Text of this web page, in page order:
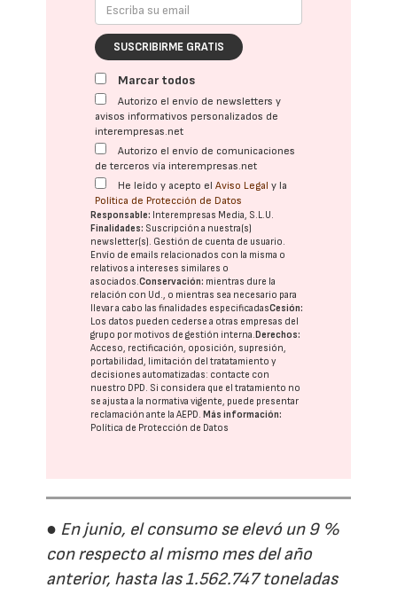
SUSCRIBIRME GRATIS
Marcar todos
Autorizo el envío de newsletters y
avisos informativos personalizados de
interempresas.net
Autorizo el envío de comunicaciones
de terceros vía interempresas.net
He leído y acepto elAviso Legal y la
Política de Protección de Datos
Responsable: Interempresas Media, S.L.U.
Finalidades: Suscripción a nuestra(s)
newsletter(s). Gestión de cuenta de usuario.
Envío de emails relacionados con la misma o
relativos a intereses similares o
asociados.Conservación: mientras dure la
relación con Ud., o mientras sea necesario para
llevar a cabo las finalidades especificadasCesión:
Los datos pueden cederse a otras empresas del
grupo por motivos de gestión interna. Derechos:
Acceso, rectificación, oposición, supresión,
portabilidad, limitación del tratatamiento y
decisiones automatizadas: contacte con
nuestro DPD. Si considera que el tratamiento no
se ajusta a la normativa vigente, puede presentar
reclamación ante laAEPD. Más información:
Política de Protección de Datos
● En junio, el consumo se elevó un 9 %
con respecto al mismo mes del año
anterior, hasta las 1.562.747 toneladas